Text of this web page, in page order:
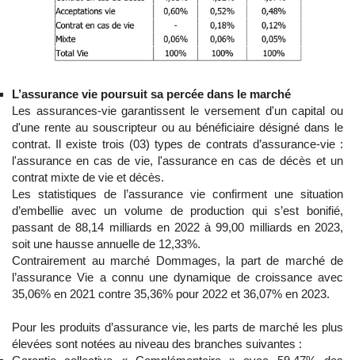
L’assurance vie poursuit sa percée dans le marché
Les assurances-vie garantissent le versement d'un capital ou
d'une rente au souscripteur ou au bénéficiaire désigné dans le
contrat. Il existe trois (03) types de contrats d’assurance-vie :
l'assurance en cas de vie, l'assurance en cas de décès et un
contrat mixte de vie et décès.
Les statistiques de l’assurance vie confirment une situation
d’embellie avec un volume de production qui s’est bonifié,
passant de 88,14 milliards en 2022 à 99,00 milliards en 2023,
soit une hausse annuelle de 12,33%.
Contrairement au marché Dommages, la part de marché de
l’assurance Vie a connu une dynamique de croissance avec
35,06% en 2021 contre 35,36% pour 2022 et 36,07% en 2023.
Pour les produits d’assurance vie, les parts de marché les plus
élevées sont notées au niveau des branches suivantes :